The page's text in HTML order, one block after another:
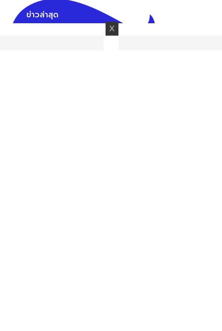
ข่าวล่าสุด